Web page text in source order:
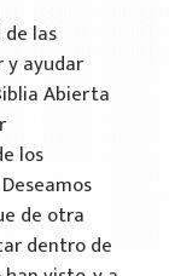
las
y ayudar
Abierta
los
de otra
dentro de